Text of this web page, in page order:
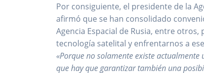
Por consiguiente, el presidente de la
afirmó que se han consolidado
Agencia Espacial de Rusia, entre
tecnología satelital y enfrentarnos a
«Porque no solamente existe
que hay que garantizar también una